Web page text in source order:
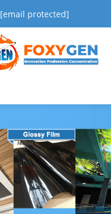
[email protected]